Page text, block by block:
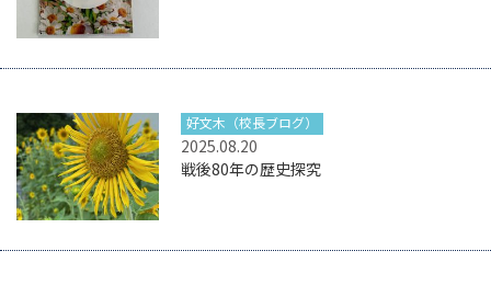
2025.08.20
好文木（校長ブログ）
戦後80年の歴史探究